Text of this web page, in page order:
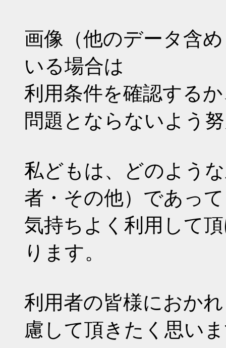
画像（他のデータ含
いる場合は
利用条件を確認する
問題とならないよう
私どもは、どのよう
者・その他）であっ
気持ちよく利用して
ります。
利用者の皆様におか
慮して頂きたく思い